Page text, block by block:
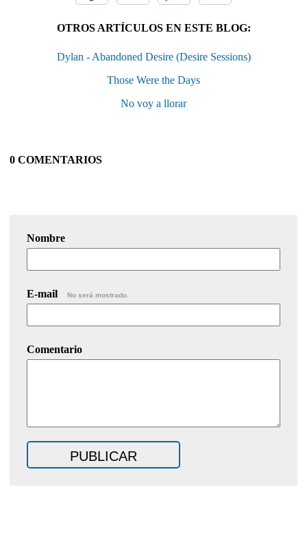
OTROS ARTÍCULOS EN ESTE BLOG:
Dylan - Abandoned Desire (Desire Sessions)
Those Were the Days
No voy a llorar
0 COMENTARIOS
Nombre
E-mail No será mostrado.
Comentario